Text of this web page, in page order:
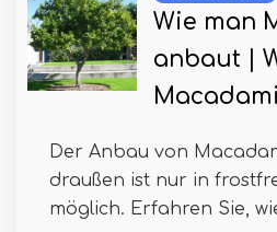
Wie man
anbaut |
Der Anbau von
draußen ist nur in
möglich. Erfahren Sie,